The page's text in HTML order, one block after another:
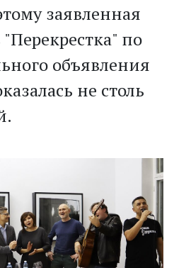
заявленная
по
объявления
не столь